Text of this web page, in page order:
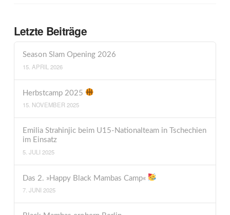
Letzte Beiträge
Season Slam Opening 2026
15. APRIL 2026
Herbstcamp 2025
15. NOVEMBER 2025
Emilia Strahinjic beim U15-Nationalteam in Tschechien
im Einsatz
5. JULI 2025
Das 2. »Happy Black Mambas Camp«
7. JUNI 2025